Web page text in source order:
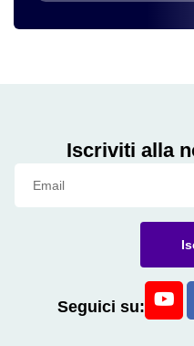
Iscriviti alla
Seguici su: